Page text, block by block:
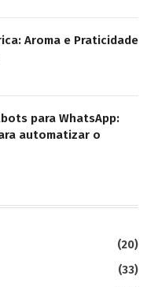
Aroma e Praticidade
para WhatsApp:
automatizar o
(20)
(33)